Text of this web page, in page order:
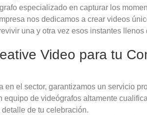
especializado en capturar los
nos dedicamos a crear videos
una y otra vez esos instantes
Video para tu
en el sector, garantizamos un servicio
equipo de videógrafos altamente
de tu celebración.